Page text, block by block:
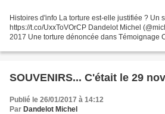
Histoires d'info La torture est-elle justifiée ? Un
https://t.co/UxxToVOrCP Dandelot Michel
2017 Une torture dénoncée dans Témoignage
SOUVENIRS... C'était
Publié le 26/01/2017 à 14:12
Par Dandelot Michel